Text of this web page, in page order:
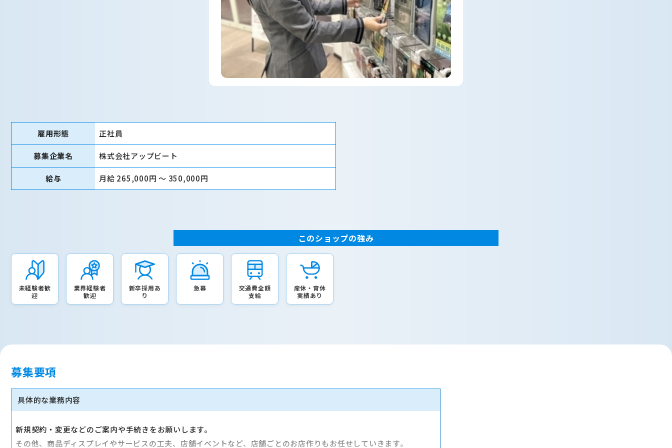
雇用形態 正社員
募集企業名 株式会社アップビート
給与 月給 265,000円 〜 350,000円
このショップの強み
未経験者歓
迎
業界経験者
歓迎
新卒採用あ
り
急募
交通費全額
支給
産休・育休
実績あり
募集要項
具体的な業務内容
新規契約・変更などのご案内や手続きをお願いします。
その他、商品ディスプレイやサービスの工夫、店舗イベントなど、店舗ごとのお店作りもお任せしていきます。